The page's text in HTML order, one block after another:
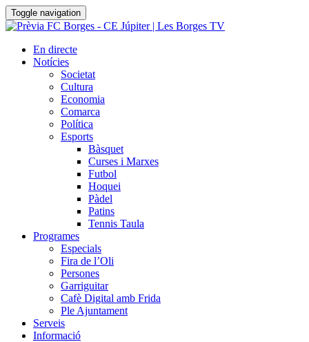
Toggle navigation
En directe
Notícies
Societat
Cultura
Economia
Comarca
Política
Esports
Bàsquet
Curses i Marxes
Futbol
Hoquei
Pàdel
Patins
Tennis Taula
Programes
Especials
Fira de l’Oli
Persones
Garriguitar
Cafè Digital amb Frida
Ple Ajuntament
Serveis
Informació